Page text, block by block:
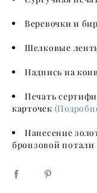
Веревочки и
Шелковые
Надпись на
Печать
карточек
Нанесение
бронзовой потали